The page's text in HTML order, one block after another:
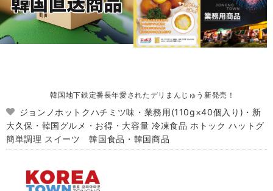
韓国地下鉄定番長年愛されたデリまんじゅう新発売！
ジョンノホットクハチミツ味・業務用(110g×40個入り)・新
大久保・韓国グルメ・お得・大容量 冷凍食品 ホトック ハットグ
簡単調理 スイーツ 韓国食品・韓国商品